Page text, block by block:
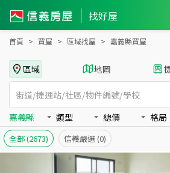
找好屋
嘉義縣全區買房：
首頁 買屋 區域找屋 嘉義縣買屋
區域 地圖
嘉義縣 類型 總價 格局
全部(2673) 信義嚴選 (0)